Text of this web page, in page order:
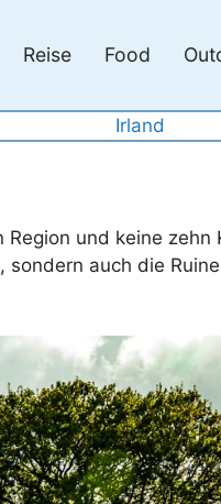
Reise Food
Irland
und keine zehn
auch die